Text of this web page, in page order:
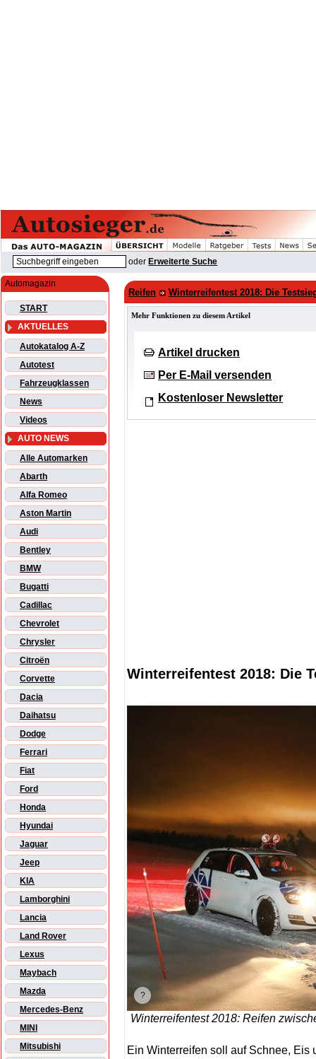
oder Erweiterte Suche
Automagazin
START
AKTUELLES
Autokatalog A-Z
Autotest
Fahrzeugklassen
News
Videos
AUTO NEWS
Alle Automarken
Abarth
Alfa Romeo
Aston Martin
Audi
Bentley
BMW
Bugatti
Cadillac
Chevrolet
Chrysler
Citroën
Corvette
Dacia
Daihatsu
Dodge
Ferrari
Fiat
Ford
Honda
Hyundai
Jaguar
Jeep
KIA
Lamborghini
Lancia
Land Rover
Lexus
Maybach
Mazda
Mercedes-Benz
MINI
Mitsubishi
Reifen Winterreifentest 2018: Die
Mehr Funktionen zu diesem Artikel
Artikel drucken
Per E-Mail versenden
Kostenloser Newsletter
Winterreifentest 2018: Die
Winterreifentest 2018: Reifen
Ein Winterreifen soll auf Schnee,